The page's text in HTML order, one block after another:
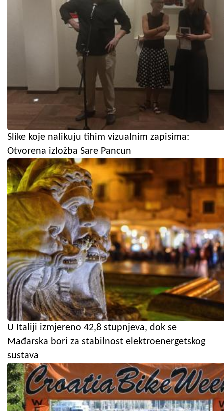
Slike koje nalikuju tihim vizualnim zapisima:
Otvorena izložba Sare Pancun
U Italiji izmjereno 42,8 stupnjeva, dok se
Mađarska bori za stabilnost elektroenergetskog
sustava